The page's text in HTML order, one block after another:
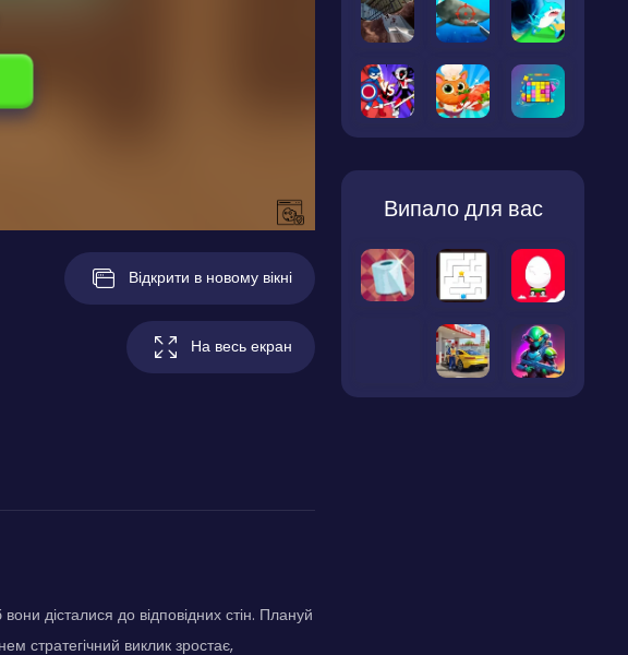
Відкрити в новому вікні
На весь екран
дісталися до відповідних стін. Плануй
стратегічний виклик зростає,
Випало для вас